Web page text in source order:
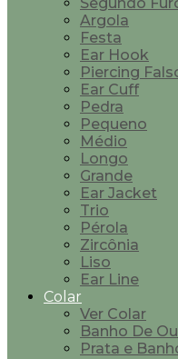
Argola
Festa
Ear Hook
Piercing
Ear Cuff
Pedra
Pequeno
Médio
Longo
Grande
Ear Jacket
Trio
Pérola
Zircônia
Liso
Ear Line
Colar
Ver Colar
Banho De
Prata e